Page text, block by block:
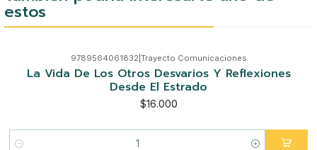
estos
9789564061832 Trayecto Comunicaciones
La Vida De Los Otros Desvarios Y Reflexiones
Desde El Estrado
$16.000